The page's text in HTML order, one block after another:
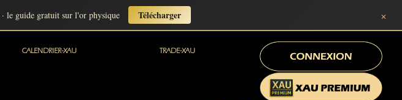
· le guide gratuit sur l'or physique Télécharger ×
CALENDRIER-XAU TRADE-XAU